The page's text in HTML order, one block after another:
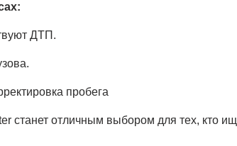
ДТП.
пробега
станет отличным выбором для тех, кто